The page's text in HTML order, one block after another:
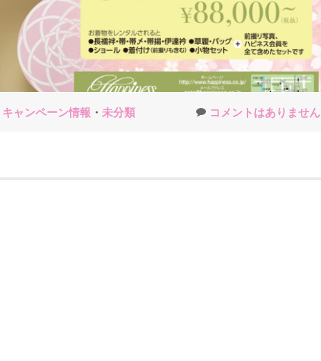
キャンペーン情報 ・ 未分類 コメントはありません